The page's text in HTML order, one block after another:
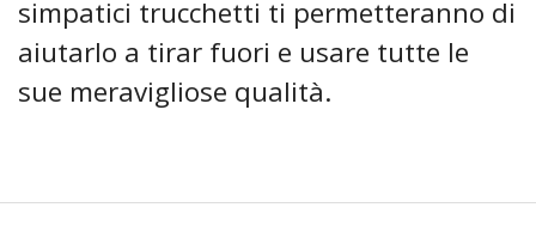
simpatici trucchetti ti permetteranno di
aiutarlo a tirar fuori e usare tutte le
sue meravigliose qualità.